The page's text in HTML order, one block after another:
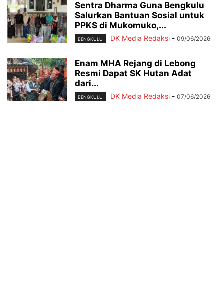
Sentra Dharma Guna Bengkulu
Salurkan Bantuan Sosial untuk
PPKS di Mukomuko,...
BENGKULU DK Media Redaksi - 09/06/2026
Enam MHA Rejang di Lebong
Resmi Dapat SK Hutan Adat
dari...
BENGKULU DK Media Redaksi - 07/06/2026